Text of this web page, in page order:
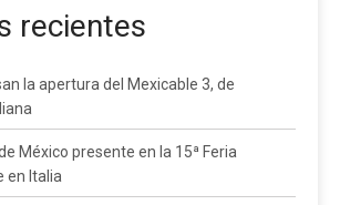
recientes
la apertura del Mexicable 3, de
México presente en la 15ª Feria
en Italia